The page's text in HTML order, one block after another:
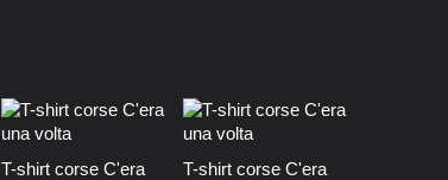
T-shirt corse C'era
T-shirt corse C'era